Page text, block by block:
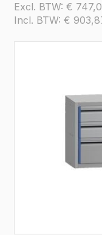
Excl. BTW: €
Incl. BTW: €